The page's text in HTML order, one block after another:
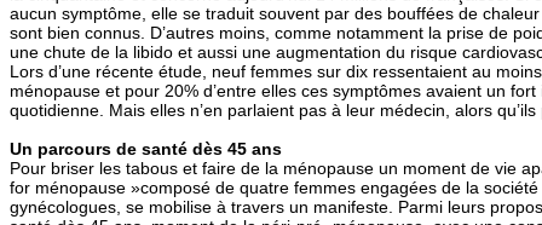
aucun symptôme, elle se traduit souvent par des bouffées de
sont bien connus. D’autres moins, comme notamment la prise de
une chute de la libido et aussi une augmentation du risque
Lors d’une récente étude, neuf femmes sur dix ressentaient au
ménopause et pour 20% d’entre elles ces symptômes avaient un
quotidienne. Mais elles n’en parlaient pas à leur médecin, alors
Un parcours de santé dès 45 ans
Pour briser les tabous et faire de la ménopause un moment de vie
for ménopause »composé de quatre femmes engagées de la
gynécologues, se mobilise à travers un manifeste. Parmi leurs